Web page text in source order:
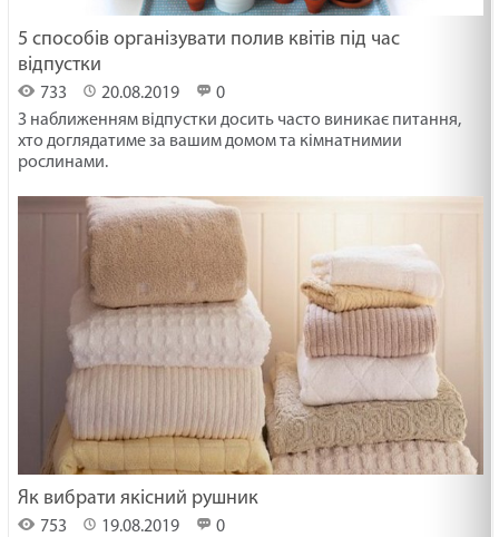
5 способів організувати полив квітів під час
відпустки
733 20.08.2019
0
З наближенням відпустки досить часто виникає питання,
хто доглядатиме за вашим домом та кімнатнимии
рослинами.
Як вибрати якісний рушник
753 19.08.2019
0